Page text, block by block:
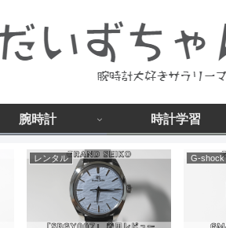
腕時計 時計学習
レンタル G-shock